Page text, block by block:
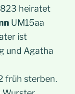
heiratet
UM15aa
ist
und Agatha
früh sterben.